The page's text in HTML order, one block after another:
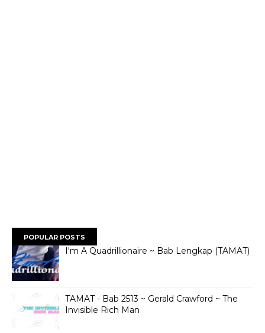
POPULAR POSTS
I'm A Quadrillionaire ~ Bab Lengkap (TAMAT)
TAMAT - Bab 2513 ~ Gerald Crawford ~ The
Invisible Rich Man